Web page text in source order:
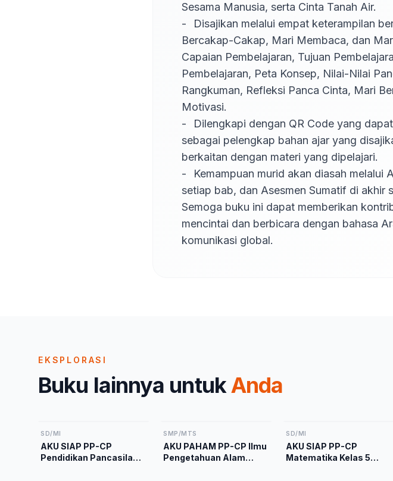
Sesama Manusia, serta Cinta Tanah Air.
-	Disajikan melalui empat keterampilan berbahasa, yaitu Mari Menyimak, Mari
Bercakap-Cakap, Mari Membaca, dan
Capaian Pembelajaran, Tujuan
Pembelajaran, Peta Konsep, Nilai-Nilai
Rangkuman, Refleksi Panca Cinta, Mari
Motivasi.
-	Dilengkapi dengan QR Code yang dapat dipindai oleh guru, orang tua, dan murid
sebagai pelengkap bahan ajar yang
berkaitan dengan materi yang dipelajari.
-	Kemampuan murid akan diasah melalui Aku Bisa, Ayo Berlatih, Asesmen Formatif pada
setiap bab, dan Asesmen Sumatif di akhir
Semoga buku ini dapat memberikan
mencintai dan berbicara dengan bahasa
komunikasi global.
EKSPLORASI
Buku lainnya untukAnda
SD/MI
AKU SIAP PP-CP
Pendidikan Pancasila
SMP/MTS
AKU PAHAM PP-CP Ilmu
Pengetahuan Alam
SD/MI
AKU SIAP PP-CP
Matematika Kelas 5